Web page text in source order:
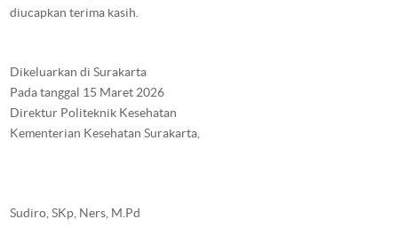
diucapkan terima kasih.
Dikeluarkan di Surakarta
Pada tanggal 15 Maret 2026
Direktur Politeknik Kesehatan
Kementerian Kesehatan Surakarta,
Sudiro, SKp, Ners, M.Pd